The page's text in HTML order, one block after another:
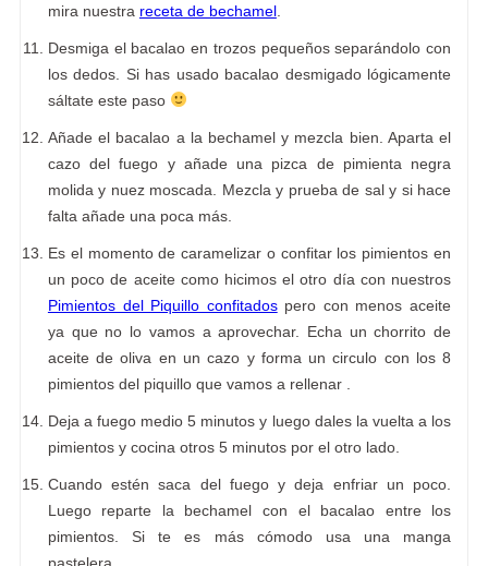
mira nuestra receta de bechamel.
Desmiga el bacalao en trozos pequeños separándolo con
los dedos. Si has usado bacalao desmigado lógicamente
sáltate este paso
Añade el bacalao a la bechamel y mezcla bien. Aparta el
cazo del fuego y añade una pizca de pimienta negra
molida y nuez moscada. Mezcla y prueba de sal y si hace
falta añade una poca más.
Es el momento de caramelizar o confitar los pimientos en
un poco de aceite como hicimos el otro día con nuestros
Pimientos del Piquillo confitadospero con menos aceite
ya que no lo vamos a aprovechar. Echa un chorrito de
aceite de oliva en un cazo y forma un circulo con los 8
pimientos del piquillo que vamos a rellenar .
Deja a fuego medio 5 minutos y luego dales la vuelta a los
pimientos y cocina otros 5 minutos por el otro lado.
Cuando estén saca del fuego y deja enfriar un poco.
Luego reparte la bechamel con el bacalao entre los
pimientos. Si te es más cómodo usa una manga
pastelera.